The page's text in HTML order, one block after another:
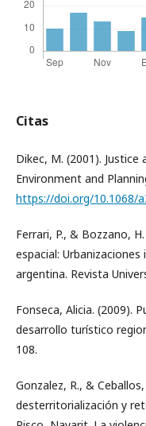
Citas
Dikec, M. (2001).
Environment and
https://doi.org/10.1068/
Ferrari, P., & Bozzano,
espacial:
argentina. Revista
Fonseca, Alicia. (2009).
desarrollo turístico
108.
Gonzalez, R., &
desterritorialización y